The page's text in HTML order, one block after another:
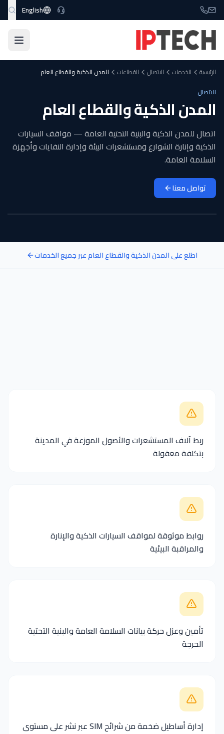
انتقل إلى المحتوى الرئيسي English
الرئيسية الخدمات الاتصال القطاعات
المدن الذكية والقطاع العام
الاتصال
المدن الذكية والقطاع العام
اتصال للمدن الذكية والبنية التحتية العامة — مواقف السيارات
الذكية وإنارة الشوارع ومستشعرات البيئة وإدارة النفايات وأجهزة
السلامة العامة.
تواصل معنا
اطلع على المدن الذكية والقطاع العام عبر جميع الخدمات
ربط آلاف المستشعرات والأصول الموزعة في المدينة
بتكلفة معقولة
روابط موثوقة لمواقف السيارات الذكية والإنارة
والمراقبة البيئية
تأمين وعزل حركة بيانات السلامة العامة والبنية التحتية
الحرجة
إدارة أساطيل ضخمة من شرائح SIM عبر نشر على مستوى